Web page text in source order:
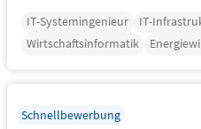
IT-Systemingenieur
IT-
Wirtschaftsinformatik
Schnellbewerbung